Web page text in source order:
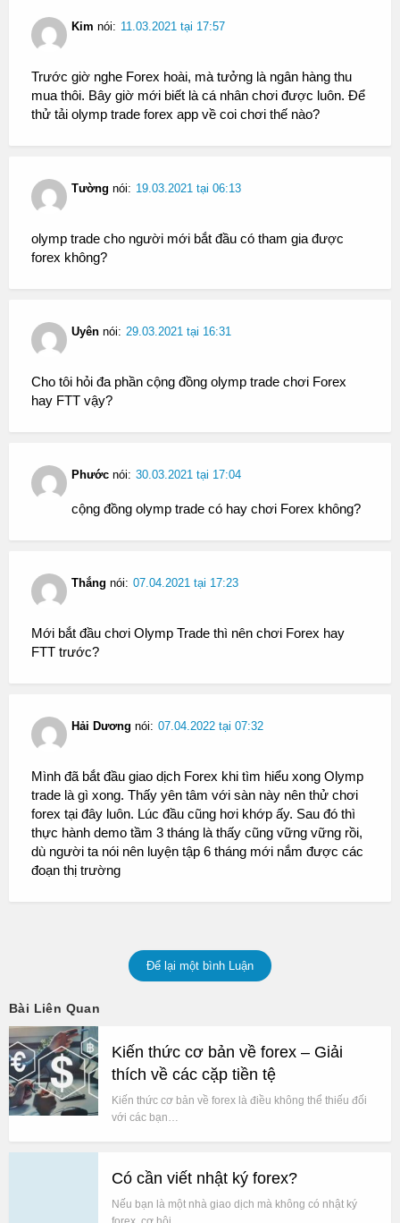
Kim nói: 11.03.2021 tại 17:57
Trước giờ nghe Forex hoài, mà tưởng là ngân hàng thu
mua thôi. Bây giờ mới biết là cá nhân chơi được luôn. Để
thử tải olymp trade forex app về coi chơi thế nào?
Tường nói: 19.03.2021 tại 06:13
olymp trade cho người mới bắt đầu có tham gia được
forex không?
Uyên nói: 29.03.2021 tại 16:31
Cho tôi hỏi đa phần cộng đồng olymp trade chơi Forex
hay FTT vậy?
Phước nói: 30.03.2021 tại 17:04
cộng đồng olymp trade có hay chơi Forex không?
Thắng nói: 07.04.2021 tại 17:23
Mới bắt đầu chơi Olymp Trade thì nên chơi Forex hay
FTT trước?
Hải Dương nói: 07.04.2022 tại 07:32
Mình đã bắt đầu giao dịch Forex khi tìm hiểu xong Olymp
trade là gì xong. Thấy yên tâm với sàn này nên thử chơi
forex tại đây luôn. Lúc đầu cũng hơi khớp ấy. Sau đó thì
thực hành demo tầm 3 tháng là thấy cũng vững vững rồi,
dù người ta nói nên luyện tập 6 tháng mới nắm được các
đoạn thị trường
Để lại một bình Luận
Bài Liên Quan
Kiến thức cơ bản về forex – Giải
thích về các cặp tiền tệ
Kiến thức cơ bản về forex là điều không thể thiếu đối
với các bạn…
Có cần viết nhật ký forex?
Nếu bạn là một nhà giao dịch mà không có nhật ký